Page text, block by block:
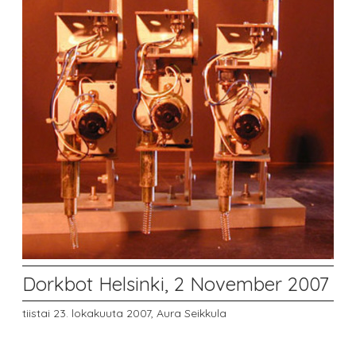
Dorkbot Helsinki, 2 November 2007
tiistai 23. lokakuuta 2007, Aura Seikkula